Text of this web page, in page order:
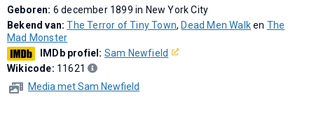
Geboren: 6 december 1899 in New York City
Bekend van:The Terror of Tiny Town, Dead Men Walken The
Mad Monster
IMDb profiel: Sam Newfield
Wikicode: 11621
Media met Sam Newfield